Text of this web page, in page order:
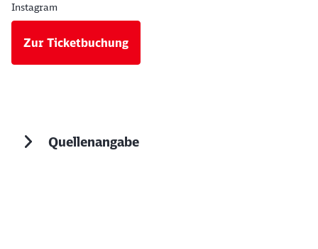
Instagram
Zur Ticketbuchung
Quellenangabe